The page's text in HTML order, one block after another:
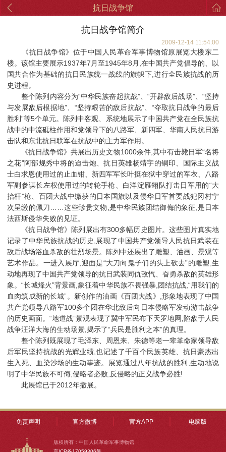
抗日战争馆
抗日战争馆简介
2009-12-14 11:54:00
《抗日战争馆》位于中国人民革命军事博物馆原展览大楼东二
楼。该馆主要展示1937年7月至1945年8月,在中国共产党倡导的、以
国共合作为基础的抗日民族统一战线的旗帜下,进行全民族抗战的历
史进程。
整个陈列内容分为“中华民族奋起抗战”、“开辟敌后战场”、“坚持
与发展敌后根据地”、“坚持艰苦的敌后抗战”、“夺取抗日战争的最后
胜利”等5个单元。陈列中客观、系统地展示了中国共产党在全民族抗
战中的中流砥柱作用和党领导下的八路军、新四军、华南人民抗日游
击队和东北抗日联军在抗战中的主力军作用。
《抗日战争馆》共展出历史文物1000余件,其中有击毙日军“名将
之花”阿部规秀中将的迫击炮、抗日英雄杨靖宇的铜印、国际主义战
士白求恩使用过的止血钳、新四军军长叶挺在狱中穿过的军衣、八路
军副参谋长左权使用过的转轮手枪、白洋淀雁翎队打击日军用的“大
抬杆”枪、百团大战中缴获的日本国旗以及侵华日军首要战犯冈村宁
次呈缴的佩刀……这些珍贵文物,是中华民族团结御侮的象征,是日本
法西斯侵华失败的见证。
《抗日战争馆》陈列展出有300多幅历史图片。这些图片真实地
记录了中华民族抗战的历史,展现了中国共产党领导人民抗日武装在
敌后战场浴血杀敌的壮烈场景。陈列中还展出了雕塑、油画、景观等
艺术作品。一进入展厅,迎面是“大刀向鬼子们的头上砍去”的雕塑,生
动地再现了中国共产党领导的抗日武装同仇敌忾、奋勇杀敌的英雄形
象。“长城烽火”背景画,象征着中华民族不畏强暴,团结抗战,“用我们的
血肉筑成新的长城”。新创作的油画《百团大战》,形象地表现了中国
共产党领导八路军100多个团在华北敌后向日本侵略军发动游击战争
的历史画面。“地道战”景观表现了冀中军民布下天罗地网,陷敌于人民
战争汪洋大海的生动场景,揭示了“兵民是胜利之本”的真理。
整个陈列既展现了毛泽东、周恩来、朱德等老一辈革命家领导敌
后军民坚持抗战的光辉业绩,也记述了千百个民族英雄、抗日豪杰出
生入死、血染沙场的生动事迹。展览通过八年抗战的胜利,生动地说
明了中华民族不可侮,侵略者必败,反侵略的正义战争必胜!
此展馆已于2012年撤展。
免责声明 官方微博 官方APP 电脑版
版权所有：中国人民革命军事博物馆